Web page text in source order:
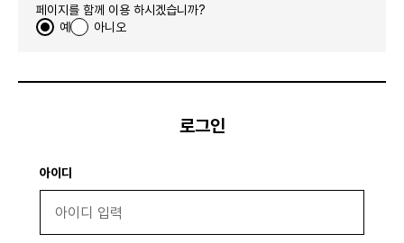
페이지를 함께 이용 하시겠습니까?
예
아니오
로그인
아이디